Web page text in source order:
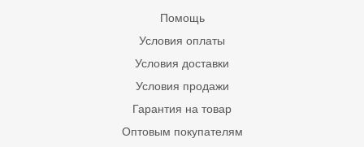
Помощь
Условия оплаты
Условия доставки
Условия продажи
Гарантия на товар
Оптовым покупателям